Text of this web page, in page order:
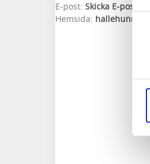
E-post: Skicka E-post
Hemsida: